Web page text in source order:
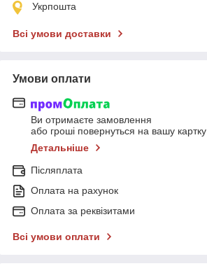
Укрпошта
Всі умови доставки
Умови оплати
Ви отримаєте замовлення
або гроші повернуться на вашу картку
Детальніше
Післяплата
Оплата на рахунок
Оплата за реквізитами
Всі умови оплати